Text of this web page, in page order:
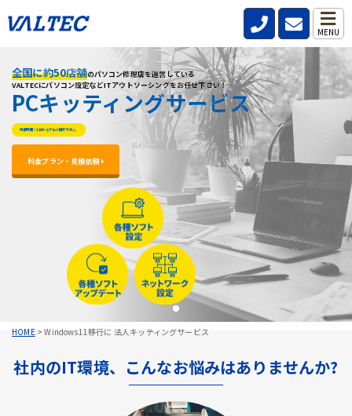
MENU
HOME>Windows11移行に 法人キッティングサービス
全国に約50店舗のパソコン修理店を運営している
VALTECにパソコン設定などITアウトソーシングをお任せ下さい！
PCキッティングサービス
料金明朗！1台からでもご相談下さい。
料金プラン・見積依頼
全国に約50店舗のパソコン修理店を運営している
VALTECにパソコン設定などITアウトソーシングをお任せ下さい！
PCキッティングサービス
料金明朗！1台からでもご相談下さい。
料金プラン・見積依頼
全国に約50店舗のパソコン修理店を運営している
VALTECにパソコン設定などITアウトソーシングをお任せ下さい！
PCキッティングサービス
料金明朗！1台からでもご相談下さい。
料金プラン・見積依頼
社内のIT環境、こんなお悩みはありませんか?